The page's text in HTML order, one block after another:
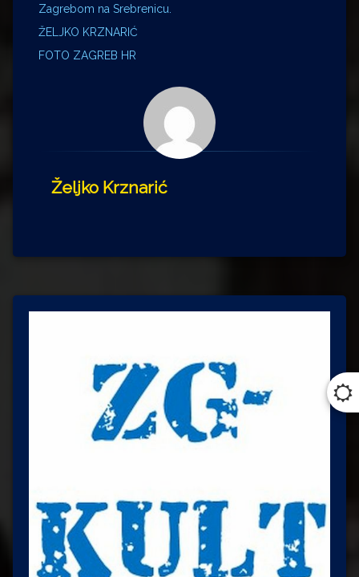
Zagrebom na Srebrenicu.
ŽELJKO KRZNARIĆ
FOTO ZAGREB HR
Željko Krznarić